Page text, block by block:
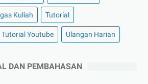
Kuliah Tutorial
Tutorial Youtube Ulangan Harian
DAN PEMBAHASAN